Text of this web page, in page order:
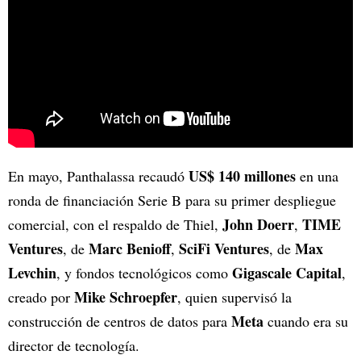
En mayo, Panthalassa recaudó US$ 140 millones en una
ronda de financiación Serie B para su primer despliegue
comercial, con el respaldo de Thiel, John Doerr, TIME
Ventures, de Marc Benioff, SciFi Ventures, de Max
Levchin, y fondos tecnológicos como Gigascale Capital,
creado por Mike Schroepfer, quien supervisó la
construcción de centros de datos para Meta cuando era su
director de tecnología.